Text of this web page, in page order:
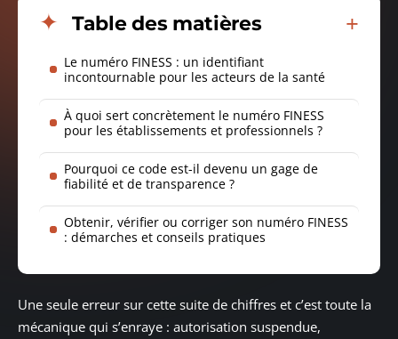
Table des matières
Le numéro FINESS : un identifiant
incontournable pour les acteurs de la santé
À quoi sert concrètement le numéro FINESS
pour les établissements et professionnels ?
Pourquoi ce code est-il devenu un gage de
fiabilité et de transparence ?
Obtenir, vérifier ou corriger son numéro FINESS
: démarches et conseils pratiques
Une seule erreur sur cette suite de chiffres et c’est toute la
mécanique qui s’enraye : autorisation suspendue,